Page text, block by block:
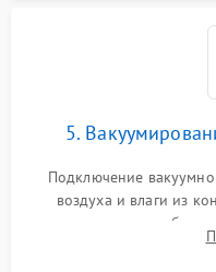
5.
Подключение
воздуха и влаги из
дозированным
электронным весам.